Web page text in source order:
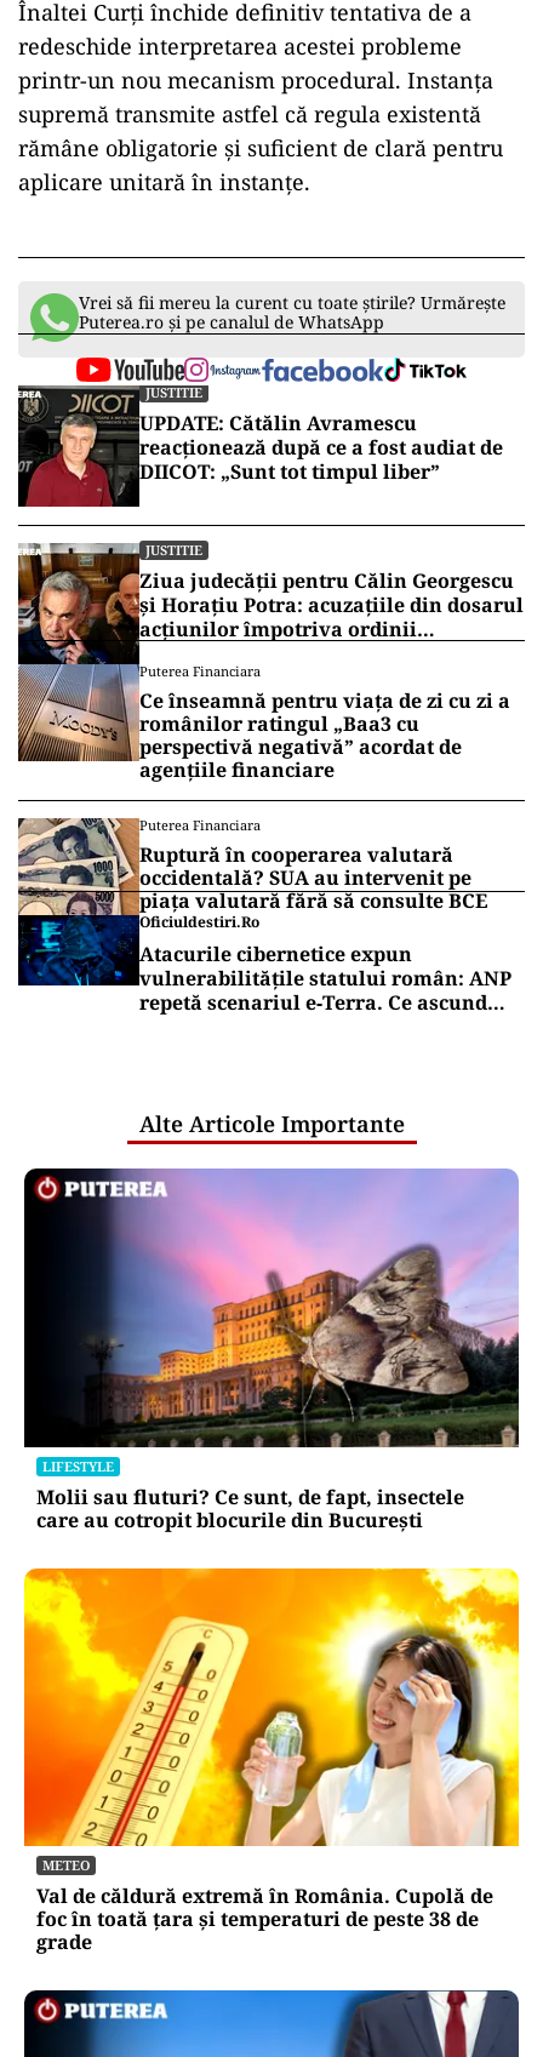
Înaltei Curți închide definitiv tentativa de a
redeschide interpretarea acestei probleme
printr-un nou mecanism procedural. Instanța
supremă transmite astfel că regula existentă
rămâne obligatorie și suficient de clară pentru
aplicare unitară în instanțe.
Vrei să fii mereu la curent cu toate știrile? Urmărește
Puterea.ro și pe canalul de WhatsApp
JUSTITIE
UPDATE: Cătălin Avramescu
reacționează după ce a fost audiat de
DIICOT: „Sunt tot timpul liber”
JUSTITIE
Ziua judecății pentru Călin Georgescu
și Horațiu Potra: acuzațiile din dosarul
acțiunilor împotriva ordinii
de la Înalta Curte
Puterea Financiara
Ce înseamnă pentru viața de zi cu zi a
românilor ratingul „Baa3 cu
perspectivă negativă” acordat de
agențiile financiare
Puterea Financiara
Ruptură în cooperarea valutară
occidentală? SUA au intervenit pe
piața valutară fără să consulte BCE
Oficiuldestiri.ro
Atacurile cibernetice expun
vulnerabilitățile statului român: ANP
repetă scenariul e‑Terra. Ce ascund
Alte Articole Importante
LIFESTYLE
Molii sau fluturi? Ce sunt, de fapt, insectele
care au cotropit blocurile din București
METEO
Val de căldură extremă în România. Cupolă de
foc în toată țara și temperaturi de peste 38 de
grade